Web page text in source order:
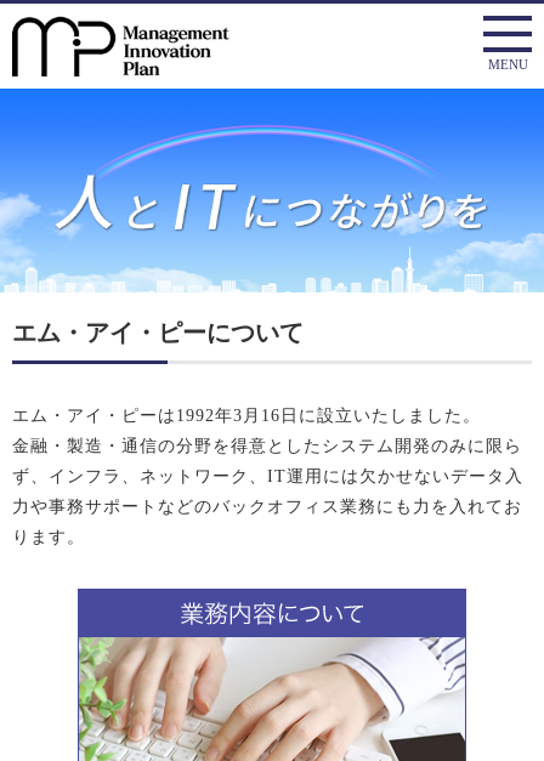
エム・アイ・ピーについて
エム・アイ・ピーは1992年3月16日に設立いたしました。
金融・製造・通信の分野を得意としたシステム開発のみに限ら
ず、インフラ、ネットワーク、IT運用には欠かせないデータ入
力や事務サポートなどのバックオフィス業務にも力を入れてお
ります。